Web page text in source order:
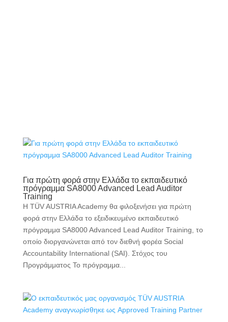
Για πρώτη φορά στην Ελλάδα το εκπαιδευτικό
πρόγραμμα SA8000 Advanced Lead Auditor
Training
Η TÜV AUSTRIA Academy θα φιλοξενήσει για πρώτη
φορά στην Ελλάδα το εξειδικευμένο εκπαιδευτικό
πρόγραμμα SA8000 Advanced Lead Auditor Training, το
οποίο διοργανώνεται από τον διεθνή φορέα Social
Accountability International (SAI). Στόχος του
Προγράμματος Το πρόγραμμα...